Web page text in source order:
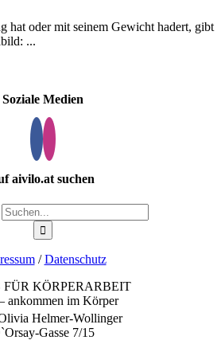
hat oder mit seinem Gewicht hadert, gibt
...
Soziale Medien
aivilo.at suchen
/Datenschutz
FÜR KÖRPERARBEIT
ankommen im Körper
Helmer-Wollinger
Gasse 7/15